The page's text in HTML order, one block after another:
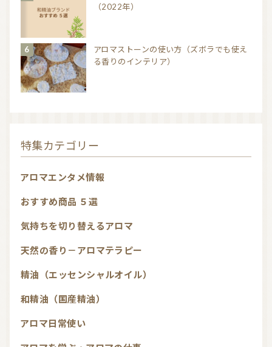
（2022年）
アロマストーンの使い方（ズボラでも使え
る香りのインテリア）
特集カテゴリー
アロマエンタメ情報
おすすめ商品 ５選
気持ちを切り替えるアロマ
天然の香り－アロマテラピー
精油（エッセンシャルオイル）
和精油（国産精油）
アロマ日常使い